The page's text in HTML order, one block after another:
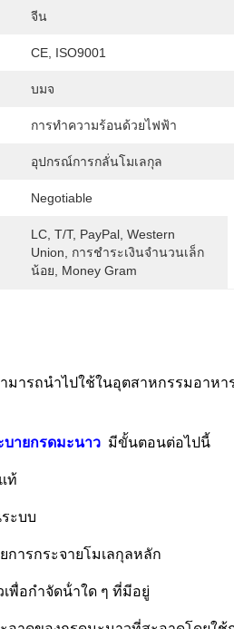
จีน
CE, ISO9001
บมจ
การทําความร้อนด้วยไฟฟ้า
อุปกรณ์การกลั่นโมเลกุล
Negotiable
LC, T/T, PayPal, Western
Union, การชำระเงินจำนวนเล็ก
น้อย, Money Gram
มารถนําไปใช้ในอุตสาหกรรมอาหา
บายกรดมะนาว มีขั้นตอนต่อไปนี้
ท้
ะบบ
ารกระจายโมเลกุลหลัก
พื่อกําจัดน้ําใด ๆ ที่มีอยู่